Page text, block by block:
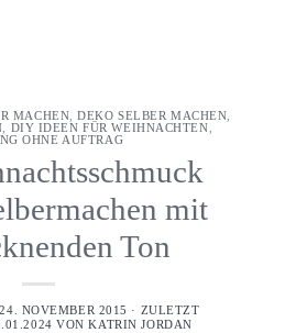
MACHEN ,DEKO SELBER MACHEN
DIY IDEEN FÜR WEIHNACHTEN
OHNE AUFTRAG
mit
Ton
NOVEMBER 2015 · ZULETZT
VONKATRIN JORDAN